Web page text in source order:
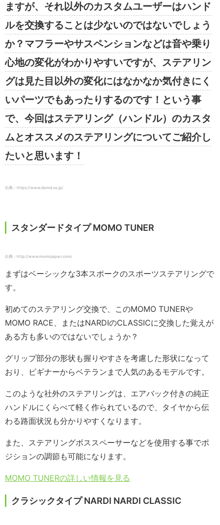
ますが、それ以外のカスタムユーザーはハンド
ルを交換することは少ないのではないでしょう
か？マフラーやサスペンションなどは音や乗り
心地の変化がわかりやすいですが、ステアリン
グは見た目以外の変化にはなかなか気付きにく
いパーツでもあったりするのです！という事
で、今回はステアリング（ハンドル）のカスタ
ムとオススメのステアリングについてご紹介し
たいと思います！
出典：https://www.damd.co.jp/
スタンダードタイプ MOMO TUNER
出典：http://www.momojapan.com/
まずはベーシックな3本スポークのスポーツステアリングで
す。
初めてのステアリング交換で、このMOMO TUNERや
MOMO RACE、またはNARDIのCLASSICに交換した覚えが
ある方も多いのではないでしょうか？
グリップ部分の形状も握りやすさを考慮した形状になって
おり、ビギナーからベテランまで人気のあるモデルです。
このような社外のステアリングは、エアバック付きの純正
ハンドルにくらべて軽く作られているので、タイヤから伝
わる路面状況も分かりやすくなります。
また、ステアリングボススペーサーなどを使用する事でポ
ジションの調節も可能になります。
MOMO TUNERの詳しい情報を見る
クラシックタイプ NARDI NARDI CLASSIC